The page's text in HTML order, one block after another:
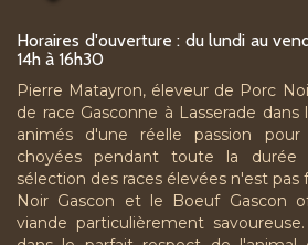
Horaires d'ouverture : du lundi au
14h à 16h30
Pierre Matayron, éleveur de Porc
de race Gasconne à Lasserade
animés d'une réelle passion
choyées pendant toute la durée
sélection des races élevées n'est pas
Noir Gascon et le Boeuf Gascon
viande particulièrement